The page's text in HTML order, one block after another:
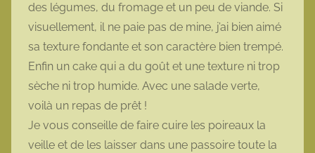
des légumes, du fromage et un peu de viande. Si
visuellement, il ne paie pas de mine, j’ai bien aimé
sa texture fondante et son caractère bien trempé.
Enfin un cake qui a du goût et une texture ni trop
sèche ni trop humide. Avec une salade verte,
voilà un repas de prêt !
Je vous conseille de faire cuire les poireaux la
veille et de les laisser dans une passoire toute la